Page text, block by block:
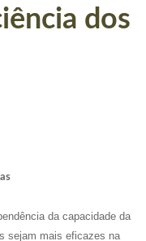
dos
da capacidade da
sejam mais eficazes na